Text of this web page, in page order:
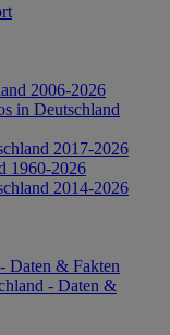
2006-2026
in Deutschland
2017-2026
1960-2026
2014-2026
Daten & Fakten
- Daten &